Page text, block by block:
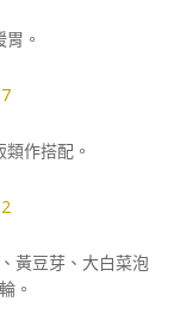
。
作搭配。
黃豆芽、大白菜泡
。